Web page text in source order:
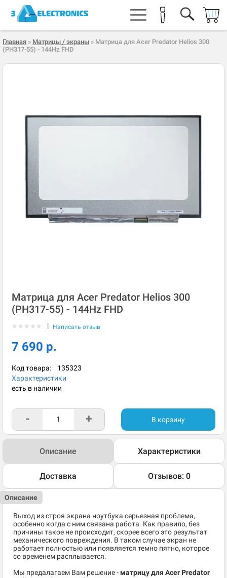
Главная » Матрицы / экраны » Матрица для Acer Predator Helios 300
(PH317-55) - 144Hz FHD
Матрица для Acer Predator Helios 300
(PH317-55) - 144Hz FHD
★ ★ ★ ★ ★ | Написать отзыв
7 690 р.
Код товара: 135323
Характеристики
есть в наличии
- + В корзину
Описание Характеристики
Доставка Отзывов: 0
Описание
Выход из строя экрана ноутбука серьезная проблема,
особенно когда с ним связана работа. Как правило, без
причины такое не происходит, скорее всего это результат
механического повреждения. В таком случае экран не
работает полностью или появляется темно пятно, которое
со временем расплывается.
Мы предалагаем Вам решение - матрицу для Acer Predator